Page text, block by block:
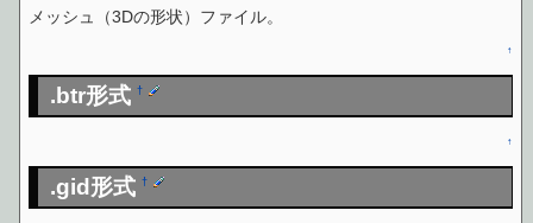
メッシュ（3Dの形状）ファイル。
↑
.btr形式†
↑
.gid形式†